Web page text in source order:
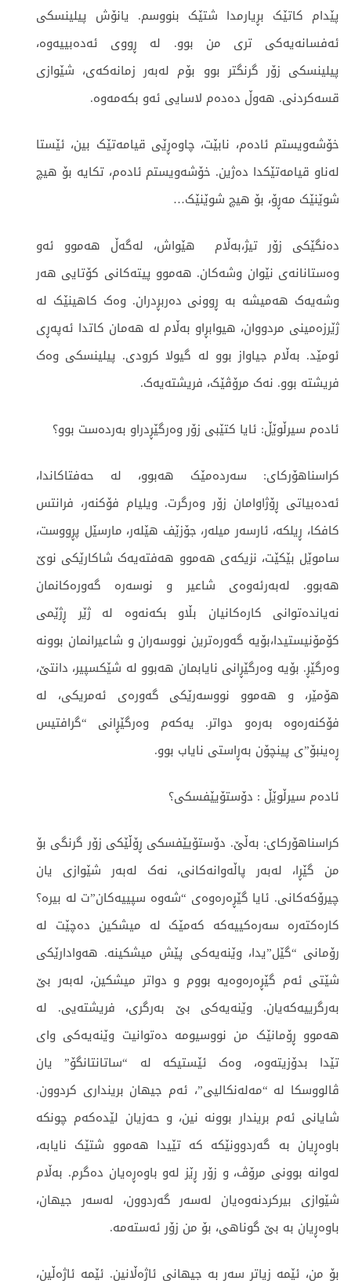
پێدام کاتێک بڕیارمدا شتێک بنووسم. یانۆش پیلینسکی
ئەفسانەیەکی تری من بوو. لە ڕووی ئەدەبییەوە،
پیلینسکی زۆر گرنگتر بوو بۆم لەبەر زمانەکەی، شێوازی
قسەکردنی. هەوڵ دەدەم لاسایی ئەو بکەمەوە.
خۆشەویستم ئادەم، نابێت، چاوەڕێی قیامەتێک بین، ئێستا
لەناو قیامەتێکدا دەژین. خۆشەویستم ئادەم، تکایە بۆ هیچ
شوێنێک مەڕۆ، بۆ هیچ شوێنێک…
دەنگێکی زۆر تیژ،بەڵام هێواش، لەگەڵ هەموو ئەو
وەستانانەی نێوان وشەکان. هەموو پیتەکانی کۆتایی هەر
وشەیەک هەمیشە بە ڕوونی دەربڕدران. وەک کاهینێک لە
ژێرزەمینی مردووان، هیوابڕاو بەڵام لە هەمان کاتدا ئەپەڕی
ئومێد. بەڵام جیاواز بوو لە گیولا کرودی. پیلینسکی وەک
فریشتە بوو. نەک مرۆڤێک، فریشتەیەک.
ئادەم سیرڵوێڵ: ئایا کتێبی زۆر وەرگێڕدراو بەردەست بوو؟
کراسناهۆرکای: سەردەمێک هەبوو، لە حەفتاکاندا،
ئەدەبیاتی ڕۆژاوامان زۆر وەرگرت. ویلیام فۆکنەر، فرانتس
کافکا، ڕیلکە، ئارسەر میلەر، جۆزێف هێلەر، مارسێل پڕووست،
ساموێل بێکێت، نزیکەی هەموو هەفتەیەک شاکارێکی نوێ
هەبوو. لەبەرئەوەی شاعیر و نوسەرە گەورەکانمان
نەیاندەتوانی کارەکانیان بڵاو بکەنەوە لە ژێر ڕژێمی
کۆمۆنیستیدا،بۆیە گەورەترین نووسەران و شاعیرانمان بوونە
وەرگێڕ. بۆیە وەرگێڕانی نایابمان هەبوو لە شێکسپیر، دانتێ،
هۆمێر، و هەموو نووسەرێکی گەورەی ئەمریکی، لە
فۆکنەرەوە بەرەو دواتر. یەکەم وەرگێڕانی “گرافتیس
ڕەینبۆ”ی پینچۆن بەڕاستی نایاب بوو.
ئادەم سیرڵوێڵ : دۆستۆیێفسکی؟
کراسناهۆرکای: بەڵێ. دۆستۆیێفسکی ڕۆڵێکی زۆر گرنگی بۆ
من گێڕا، لەبەر پاڵەوانەکانی، نەک لەبەر شێوازی یان
چیرۆکەکانی. ئایا گێڕەرەوەی “شەوە سپییەکان”ت لە بیرە؟
کارەکتەرە سەرەکییەکە کەمێک لە میشکین دەچێت لە
رۆمانی “گێل”یدا، وێنەیەکی پێش میشکینە. هەوادارێکی
شێتی ئەم گێڕەرەوەیە بووم و دواتر میشکین، لەبەر بێ
بەرگرییەکەیان. وێنەیەکی بێ بەرگری، فریشتەیی. لە
هەموو ڕۆمانێک من نووسیومە دەتوانیت وێنەیەکی وای
تێدا بدۆزیتەوە، وەک ئێستیکە لە “ساتانتانگۆ” یان
ڤالووسکا لە “مەلەنکالیی”، ئەم جیهان برینداری کردوون.
شایانی ئەم بریندار بوونە نین، و حەزیان لێدەکەم چونکە
باوەڕیان بە گەردوونێکە کە تێیدا هەموو شتێک نایابە،
لەوانە بوونی مرۆڤ، و زۆر ڕێز لەو باوەڕەیان دەگرم. بەڵام
شێوازی بیرکردنەوەیان لەسەر گەردوون، لەسەر جیهان،
باوەڕیان بە بێ گوناهی، بۆ من زۆر ئەستەمە.
بۆ من، ئێمە زیاتر سەر بە جیهانی ئاژەڵانین. ئێمە ئاژەڵین،